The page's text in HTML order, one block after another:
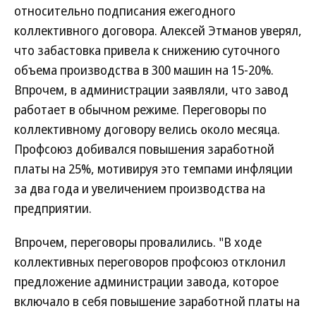
относительно подписания ежегодного
коллективного договора. Алексей Этманов уверял,
что забастовка привела к снижению суточного
объема производства в 300 машин на 15-20%.
Впрочем, в администрации заявляли, что завод
работает в обычном режиме. Переговоры по
коллективному договору велись около месяца.
Профсоюз добивался повышения заработной
платы на 25%, мотивируя это темпами инфляции
за два года и увеличением производства на
предприятии.
Впрочем, переговоры провалились. "В ходе
коллективных переговоров профсоюз отклонил
предложение администрации завода, которое
включало в себя повышение заработной платы на